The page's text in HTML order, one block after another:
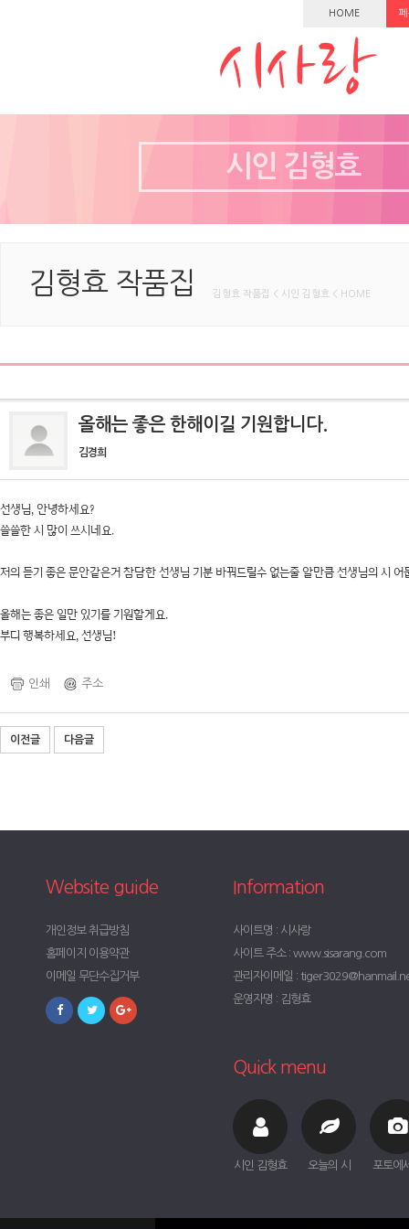
HOME
시인 김형효
김형효 작품집 김형효 작품집 < 시인 김형효 < HOME
올해는 좋은 한해이길 기원합니다.
김경희
선생님, 안녕하세요?
쓸쓸한 시 많이 쓰시네요.
저의 듣기 좋은 문안같은거 참담한 선생님 기분 바꿔드릴수 없는줄 알만큼 선생님의 시 어
올해는 좋은 일만 있기를 기원할게요.
부디 행복하세요, 선생님!
인쇄 주소
이전글 다음글
Website guide
개인정보 취급방침
홈페이지 이용약관
이메일 무단수집거부
Information
사이트명 : 시사랑
사이트 주소 : www.sisarang.com
관리자이메일 :
운영자명 : 김형효
Quick menu
시인 김형효 오늘의 시 포토에